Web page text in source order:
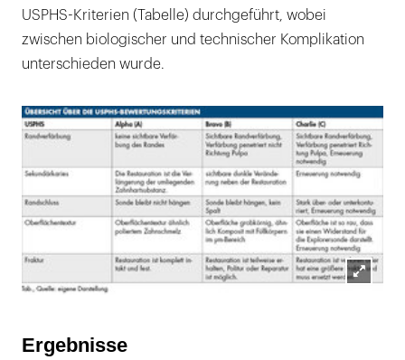
USPHS-Kriterien (Tabelle) durchgeführt, wobei
zwischen biologischer und technischer Komplikation
unterschieden wurde.
Ergebnisse